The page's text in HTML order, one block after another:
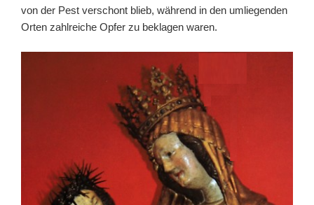
von der Pest verschont blieb, während in den umliegenden
Orten zahlreiche Opfer zu beklagen waren.